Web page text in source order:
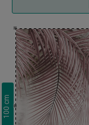
100
cm